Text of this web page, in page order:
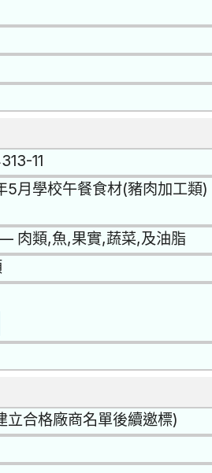
11
5月學校午餐食材(豬肉加工類)
肉類,魚,果實,蔬菜,及油脂
立合格廠商名單後續邀標)